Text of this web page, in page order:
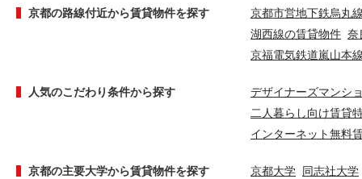
京都の路線付近から賃貸物件を探す
京都市営地下鉄烏丸
湖西線の賃貸物件 奈
京福電気鉄道嵐山本
人気のこだわり条件から探す
デザイナーズマンシ
二人暮らし向け賃貸
インターネット無料
京都の主要大学から賃貸物件を探す 京都大学 同志社大学